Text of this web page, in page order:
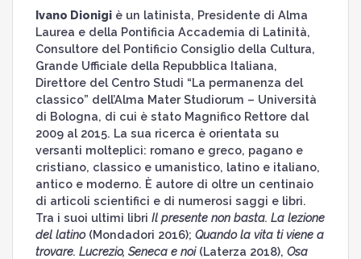
Ivano Dionigiè un latinista, Presidente di Alma
Laurea e della Pontificia Accademia di Latinità,
Consultore del Pontificio Consiglio della Cultura,
Grande Ufficiale della Repubblica Italiana,
Direttore del Centro Studi “La permanenza del
classico” dell’Alma Mater Studiorum – Università
di Bologna, di cui è stato Magnifico Rettore dal
2009 al 2015. La sua ricerca è orientata su
versanti molteplici: romano e greco, pagano e
cristiano, classico e umanistico, latino e italiano,
antico e moderno. È autore di oltre un centinaio
di articoli scientifici e di numerosi saggi e libri.
Tra i suoi ultimi libri Il presente non basta. La lezione
del latino (Mondadori 2016); Quando la vita ti viene a
trovare. Lucrezio, Seneca e noi (Laterza 2018), Osa